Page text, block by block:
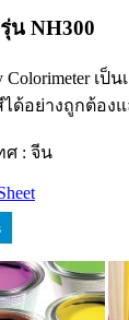
น NH300
Colorimeter เ
ด้อย่างถูกต้องแ
: จีน